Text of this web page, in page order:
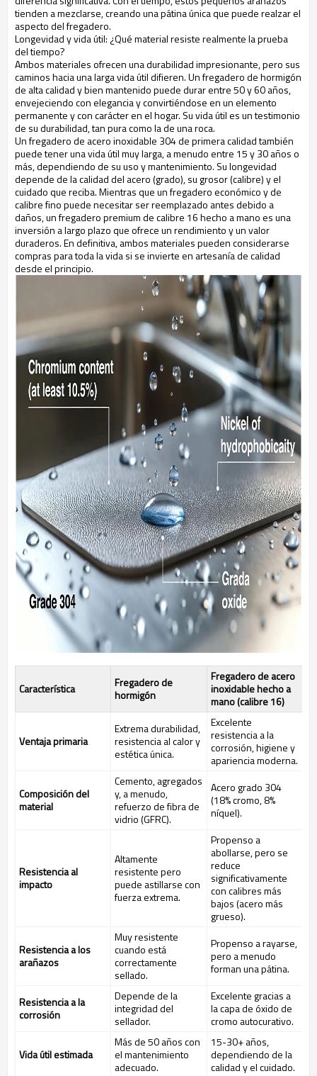
tienden a mezclarse, creando una pátina única que puede realzar el
aspecto del fregadero.
Longevidad y vida útil: ¿Qué material resiste realmente la prueba
del tiempo?
Ambos materiales ofrecen una durabilidad impresionante, pero sus
caminos hacia una larga vida útil difieren. Un fregadero de hormigón
de alta calidad y bien mantenido puede durar entre 50 y 60 años,
envejeciendo con elegancia y convirtiéndose en un elemento
permanente y con carácter en el hogar. Su vida útil es un testimonio
de su durabilidad, tan pura como la de una roca.
Un fregadero de acero inoxidable 304 de primera calidad también
puede tener una vida útil muy larga, a menudo entre 15 y 30 años o
más, dependiendo de su uso y mantenimiento. Su longevidad
depende de la calidad del acero (grado), su grosor (calibre) y el
cuidado que reciba. Mientras que un fregadero económico y de
calibre fino puede necesitar ser reemplazado antes debido a
daños, un fregadero premium de calibre 16 hecho a mano es una
inversión a largo plazo que ofrece un rendimiento y un valor
duraderos. En definitiva, ambos materiales pueden considerarse
compras para toda la vida si se invierte en artesanía de calidad
desde el principio.
Característica
Fregadero de
hormigón
Fregadero de acero
inoxidable hecho a
mano (calibre 16)
Ventaja primaria
Extrema durabilidad,
resistencia al calor y
estética única.
Excelente
resistencia a la
corrosión, higiene y
apariencia moderna.
Composición del
material
Cemento, agregados
y, a menudo,
refuerzo de fibra de
vidrio (GFRC).
Acero grado 304
(18% cromo, 8%
níquel).
Resistencia al
impacto
Altamente
resistente pero
puede astillarse con
fuerza extrema.
Propenso a
abollarse, pero se
reduce
significativamente
con calibres más
bajos (acero más
grueso).
Resistencia a los
arañazos
Muy resistente
cuando está
correctamente
sellado.
Propenso a rayarse,
pero a menudo
forman una pátina.
Resistencia a la
corrosión
Depende de la
integridad del
sellador.
Excelente gracias a
la capa de óxido de
cromo autocurativo.
Vida útil estimada
Más de 50 años con
el mantenimiento
adecuado.
15-30+ años,
dependiendo de la
calidad y el cuidado.